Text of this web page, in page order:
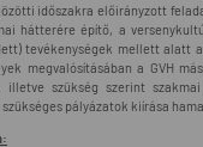
időszakra előirányzott
hátterére építő, a
tevékenységek mellett alatt
megvalósításában a GVH
illetve szükség szerint
pályázatok kiírása